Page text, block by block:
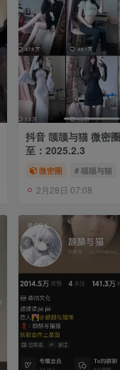
抖音 颉颉与猫 微密
至：2025.2.3
微密圈 # 颉颉与猫
2月28日 07:08